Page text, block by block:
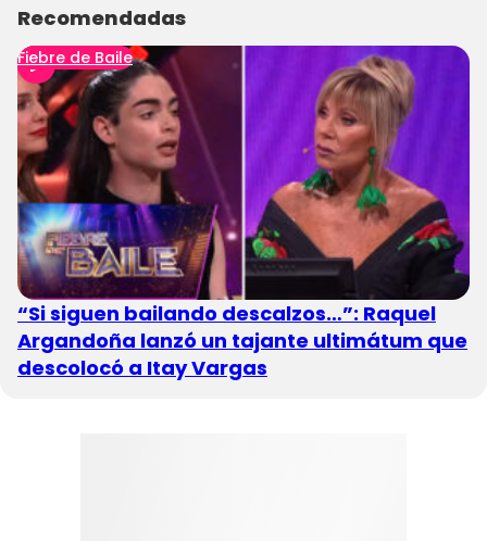
Recomendadas
Fiebre de Baile
“Si siguen bailando descalzos…”: Raquel
Argandoña lanzó un tajante ultimátum que
descolocó a Itay Vargas